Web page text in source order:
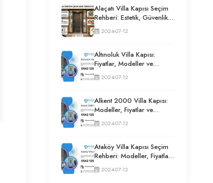
Alaçatı Villa Kapısı Seçim
Rehberi: Estetik, Güvenlik
ve Püf Noktaları
2024-07-12
Altınoluk Villa Kapısı:
Fiyatlar, Modeller ve
Uzman Seçim Rehberi
2024-07-12
Alkent 2000 Villa Kapısı:
Modeller, Fiyatlar ve
Uzman Seçim Rehberi
2024-07-12
Ataköy Villa Kapısı Seçim
Rehberi: Modeller, Fiyatlar
ve Uzman Tavsiyeleri
2024-07-12